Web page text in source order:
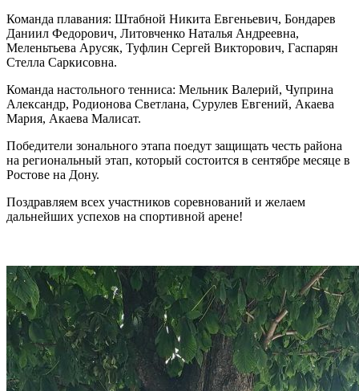
Команда плавания: Штабной Никита Евгеньевич, Бондарев
Даниил Федорович, Литовченко Наталья Андреевна,
Меленьтьева Арусяк, Туфлин Сергей Викторович, Гаспарян
Стелла Саркисовна.
Команда настольного тенниса: Мельник Валерий, Чуприна
Александр, Родионова Светлана, Сурулев Евгений, Акаева
Мария, Акаева Малисат.
Победители зонального этапа поедут защищать честь района
на региональный этап, который состоится в сентябре месяце в
Ростове на Дону.
Поздравляем всех участников соревнований и желаем
дальнейших успехов на спортивной арене!